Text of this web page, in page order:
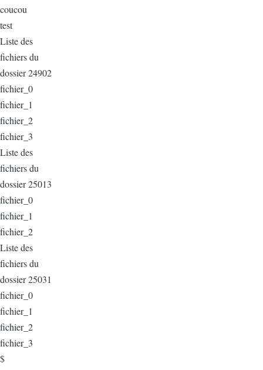
coucou
test
Liste des
fichiers du
dossier 24902
fichier_0
fichier_1
fichier_2
fichier_3
Liste des
fichiers du
dossier 25013
fichier_0
fichier_1
fichier_2
Liste des
fichiers du
dossier 25031
fichier_0
fichier_1
fichier_2
fichier_3
$